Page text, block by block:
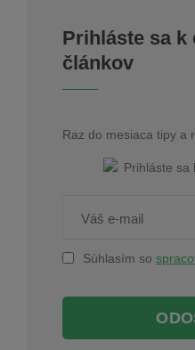
Prihláste sa k
článkov
Raz do mesiaca tipy a
Súhlasím so